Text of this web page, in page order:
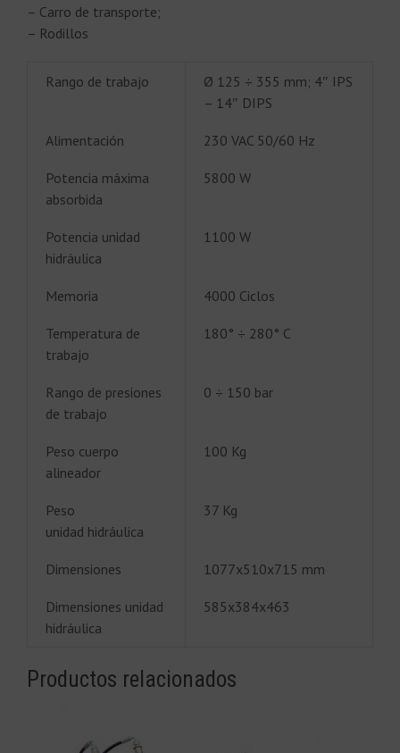
– Carro de transporte;
– Rodillos
Rango de trabajo
Ø 125 ÷ 355 mm; 4″ IPS
– 14″ DIPS
Alimentación 230 VAC 50/60 Hz
Potencia máxima
absorbida
5800 W
Potencia unidad
hidráulica
1100 W
Memoria 4000 Ciclos
Temperatura de
trabajo
180° ÷ 280° C
Rango de presiones
de trabajo
0 ÷ 150 bar
Peso cuerpo
alineador
100 Kg
Peso
unidad hidráulica
37 Kg
Dimensiones 1077x510x715 mm
Dimensiones unidad
hidráulica
585x384x463
Productos relacionados